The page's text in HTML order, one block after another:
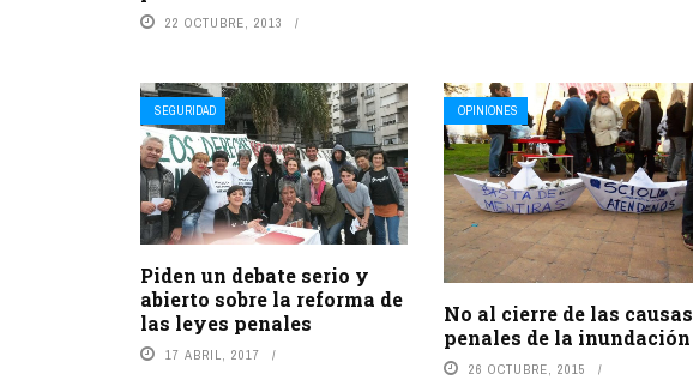
22 OCTUBRE, 2013
SEGURIDAD
Piden un debate serio y
abierto sobre la reforma de
las leyes penales
17 ABRIL, 2017
OPINIONES
No al cierre de las causas
penales de la inundación
26 OCTUBRE, 2015